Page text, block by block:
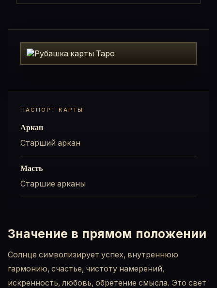
ПАСПОРТ КАРТЫ
Аркан
Старший аркан
Масть
Старшие арканы
Значение в прямом положении
Солнце символизирует успех, внутреннюю
гармонию, счастье, чистоту намерений,
искренность, любовь, обретение смысла. Это свет